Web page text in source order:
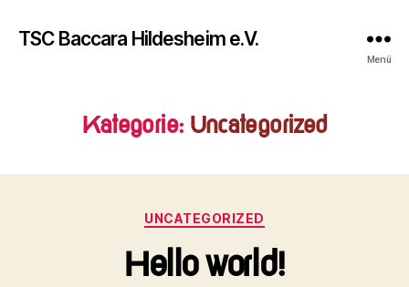
TSC Baccara Hildesheim e.V.
Menü
Kategorie: Uncategorized
Kategorien
UNCATEGORIZED
Hello world!